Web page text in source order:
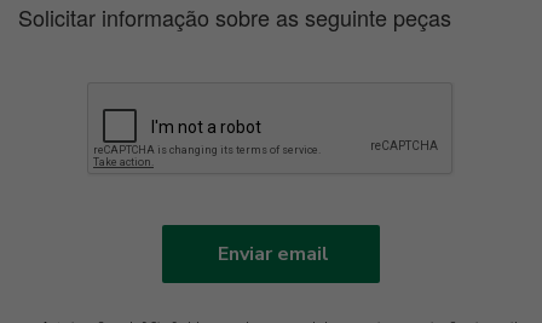
Solicitar informação sobre as seguinte peças
Enviar email